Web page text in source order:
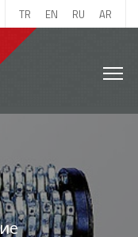
TR EN RU AR